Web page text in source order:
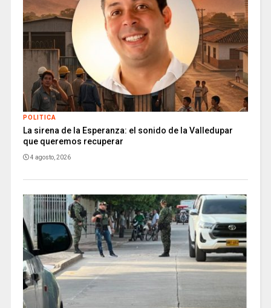
POLITICA
La sirena de la Esperanza: el sonido de la Valledupar
que queremos recuperar
4 agosto, 2026